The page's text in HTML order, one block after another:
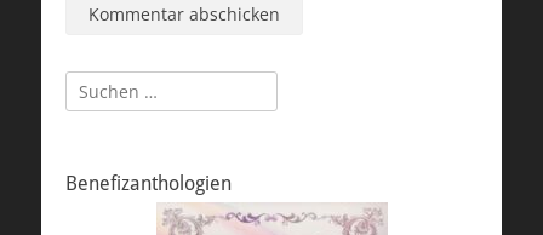
Suchen
nach:
Benefizanthologien